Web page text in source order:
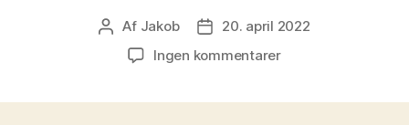
Indlægsforfatter
Af Jakob Indlægsdato
20. april 2022
Ingen kommentarertil